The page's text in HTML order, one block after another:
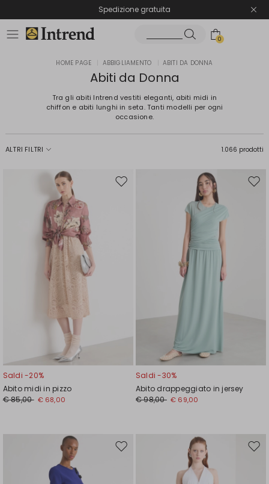
Spedizione gratuita
Reso facile e veloce
0
HOME PAGE ABBIGLIAMENTO ABITI DA DONNA
Abiti da Donna
Tra gli abiti Intrend vestiti eleganti, abiti midi in
chiffon e abiti lunghi in seta. Tanti modelli per ogni
occasione.
ALTRI FILTRI 1.066 prodotti
Sposta
Saldi -20%
Abito midi in pizzo
€ 85,00 € 68,00
Saldi -30%
Abito drappeggiato in jersey
€ 98,00 € 69,00
Sposta